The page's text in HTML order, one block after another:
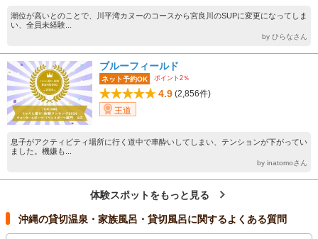
潮位が高いとのことで、川平湾カヌーのコースから宮良川のSUPに変更になってしま
い、全員未経験...
by ひらなさん
ブルーフィールド
ネット予約OK ポイント2％
4.9 (2,856件)
王道
息子がアクティビティ場所に行く道中で車酔いしてしまい、テンションが下がってい
ました。機嫌も...
by inatomoさん
体験スポットをもっと見る
沖縄の貸切温泉・家族風呂・貸切風呂に関するよくある質問